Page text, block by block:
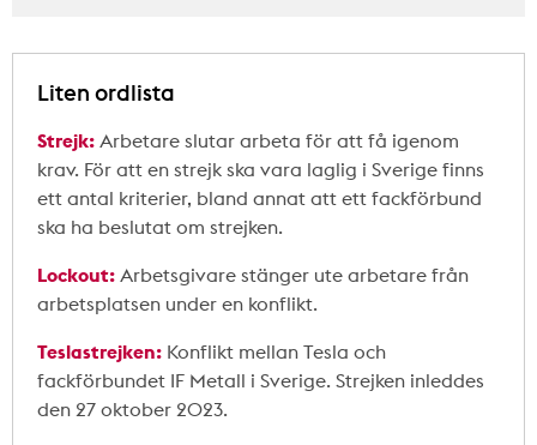
Liten ordlista
Strejk: Arbetare slutar arbeta för att få igenom
krav. För att en strejk ska vara laglig i Sverige finns
ett antal kriterier, bland annat att ett fackförbund
ska ha beslutat om strejken.
Lockout: Arbetsgivare stänger ute arbetare från
arbetsplatsen under en konflikt.
Teslastrejken: Konflikt mellan Tesla och
fackförbundet IF Metall i Sverige. Strejken inleddes
den 27 oktober 2023.